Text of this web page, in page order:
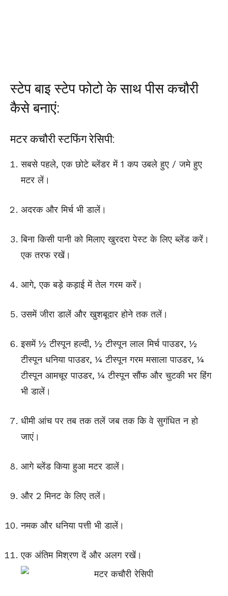
स्टेप बाइ स्टेप फोटो के साथ पीस कचौरी
कैसे बनाएं:
मटर कचौरी स्टफिंग रेसिपी:
सबसे पहले, एक छोटे ब्लेंडर में 1 कप उबले हुए / जमे हुए
मटर लें।
अदरक और मिर्च भी डालें।
बिना किसी पानी को मिलाए खुरदरा पेस्ट के लिए ब्लेंड करें।
एक तरफ रखें।
आगे, एक बड़े कड़ाई में तेल गरम करें।
उसमें जीरा डालें और खुशबूदार होने तक तलें।
इसमें ½ टीस्पून हल्दी, ½ टीस्पून लाल मिर्च पाउडर, ½
टीस्पून धनिया पाउडर, ¼ टीस्पून गरम मसाला पाउडर, ¼
टीस्पून आमचूर पाउडर, ¼ टीस्पून सौंफ और चुटकी भर हिंग
भी डालें।
धीमी आंच पर तब तक तलें जब तक कि वे सुगंधित न हो
जाएं।
आगे ब्लेंड किया हुआ मटर डालें।
और 2 मिनट के लिए तलें।
नमक और धनिया पत्ती भी डालें।
एक अंतिम मिश्रण दें और अलग रखें।